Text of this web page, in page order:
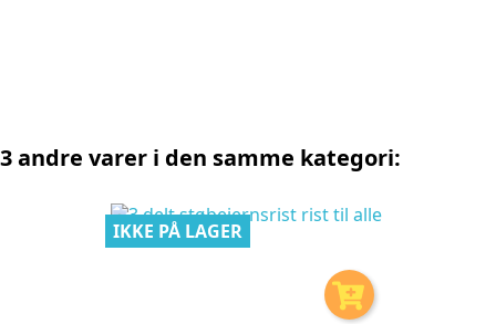
3 andre varer i den samme kategori:
IKKE PÅ LAGER